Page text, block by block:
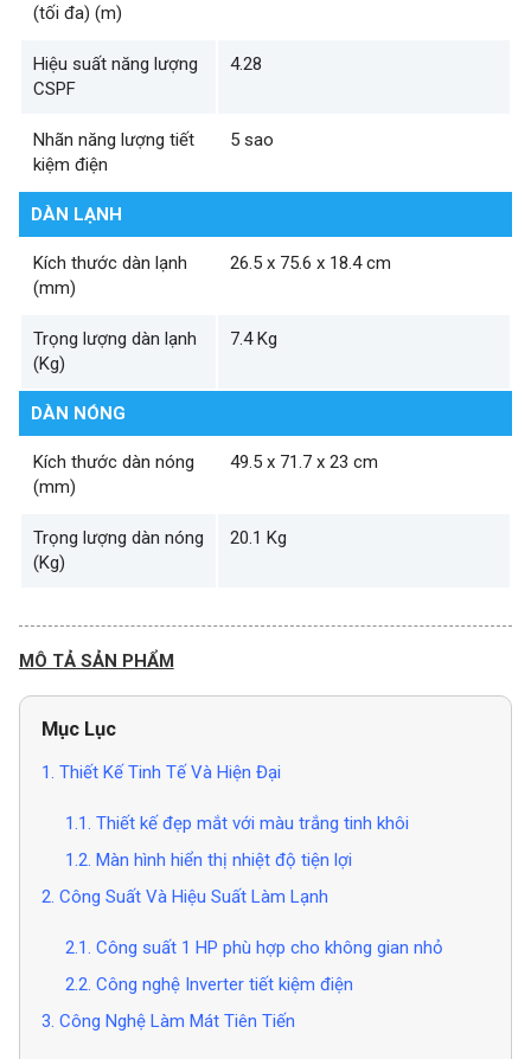
(tối đa) (m)
Hiệu suất năng lượng
CSPF
4.28
Nhãn năng lượng tiết
kiệm điện
5 sao
DÀN LẠNH
Kích thước dàn lạnh
(mm)
26.5 x 75.6 x 18.4 cm
Trọng lượng dàn lạnh
(Kg)
7.4 Kg
DÀN NÓNG
Kích thước dàn nóng
(mm)
49.5 x 71.7 x 23 cm
Trọng lượng dàn nóng
(Kg)
20.1 Kg
MÔ TẢ SẢN PHẨM
Mục Lục
1. Thiết Kế Tinh Tế Và Hiện Đại
1.1. Thiết kế đẹp mắt với màu trắng tinh khôi
1.2. Màn hình hiển thị nhiệt độ tiện lợi
2. Công Suất Và Hiệu Suất Làm Lạnh
2.1. Công suất 1 HP phù hợp cho không gian nhỏ
2.2. Công nghệ Inverter tiết kiệm điện
3. Công Nghệ Làm Mát Tiên Tiến